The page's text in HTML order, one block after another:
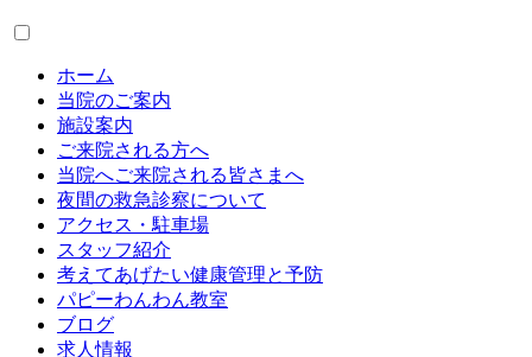
ホーム
当院のご案内
施設案内
ご来院される方へ
当院へご来院される皆さまへ
夜間の救急診察について
アクセス・駐車場
スタッフ紹介
考えてあげたい健康管理と予防
パピーわんわん教室
ブログ
求人情報